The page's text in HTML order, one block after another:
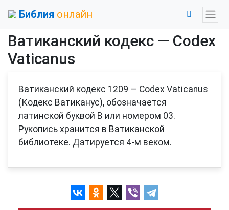
Библия онлайн
Ватиканский кодекс — Codex
Vaticanus
Ватиканский кодекс 1209 — Codex Vaticanus
(Кодекс Ватиканус), обозначается
латинской буквой B или номером 03.
Рукопись хранится в Ватиканской
библиотеке. Датируется 4-м веком.